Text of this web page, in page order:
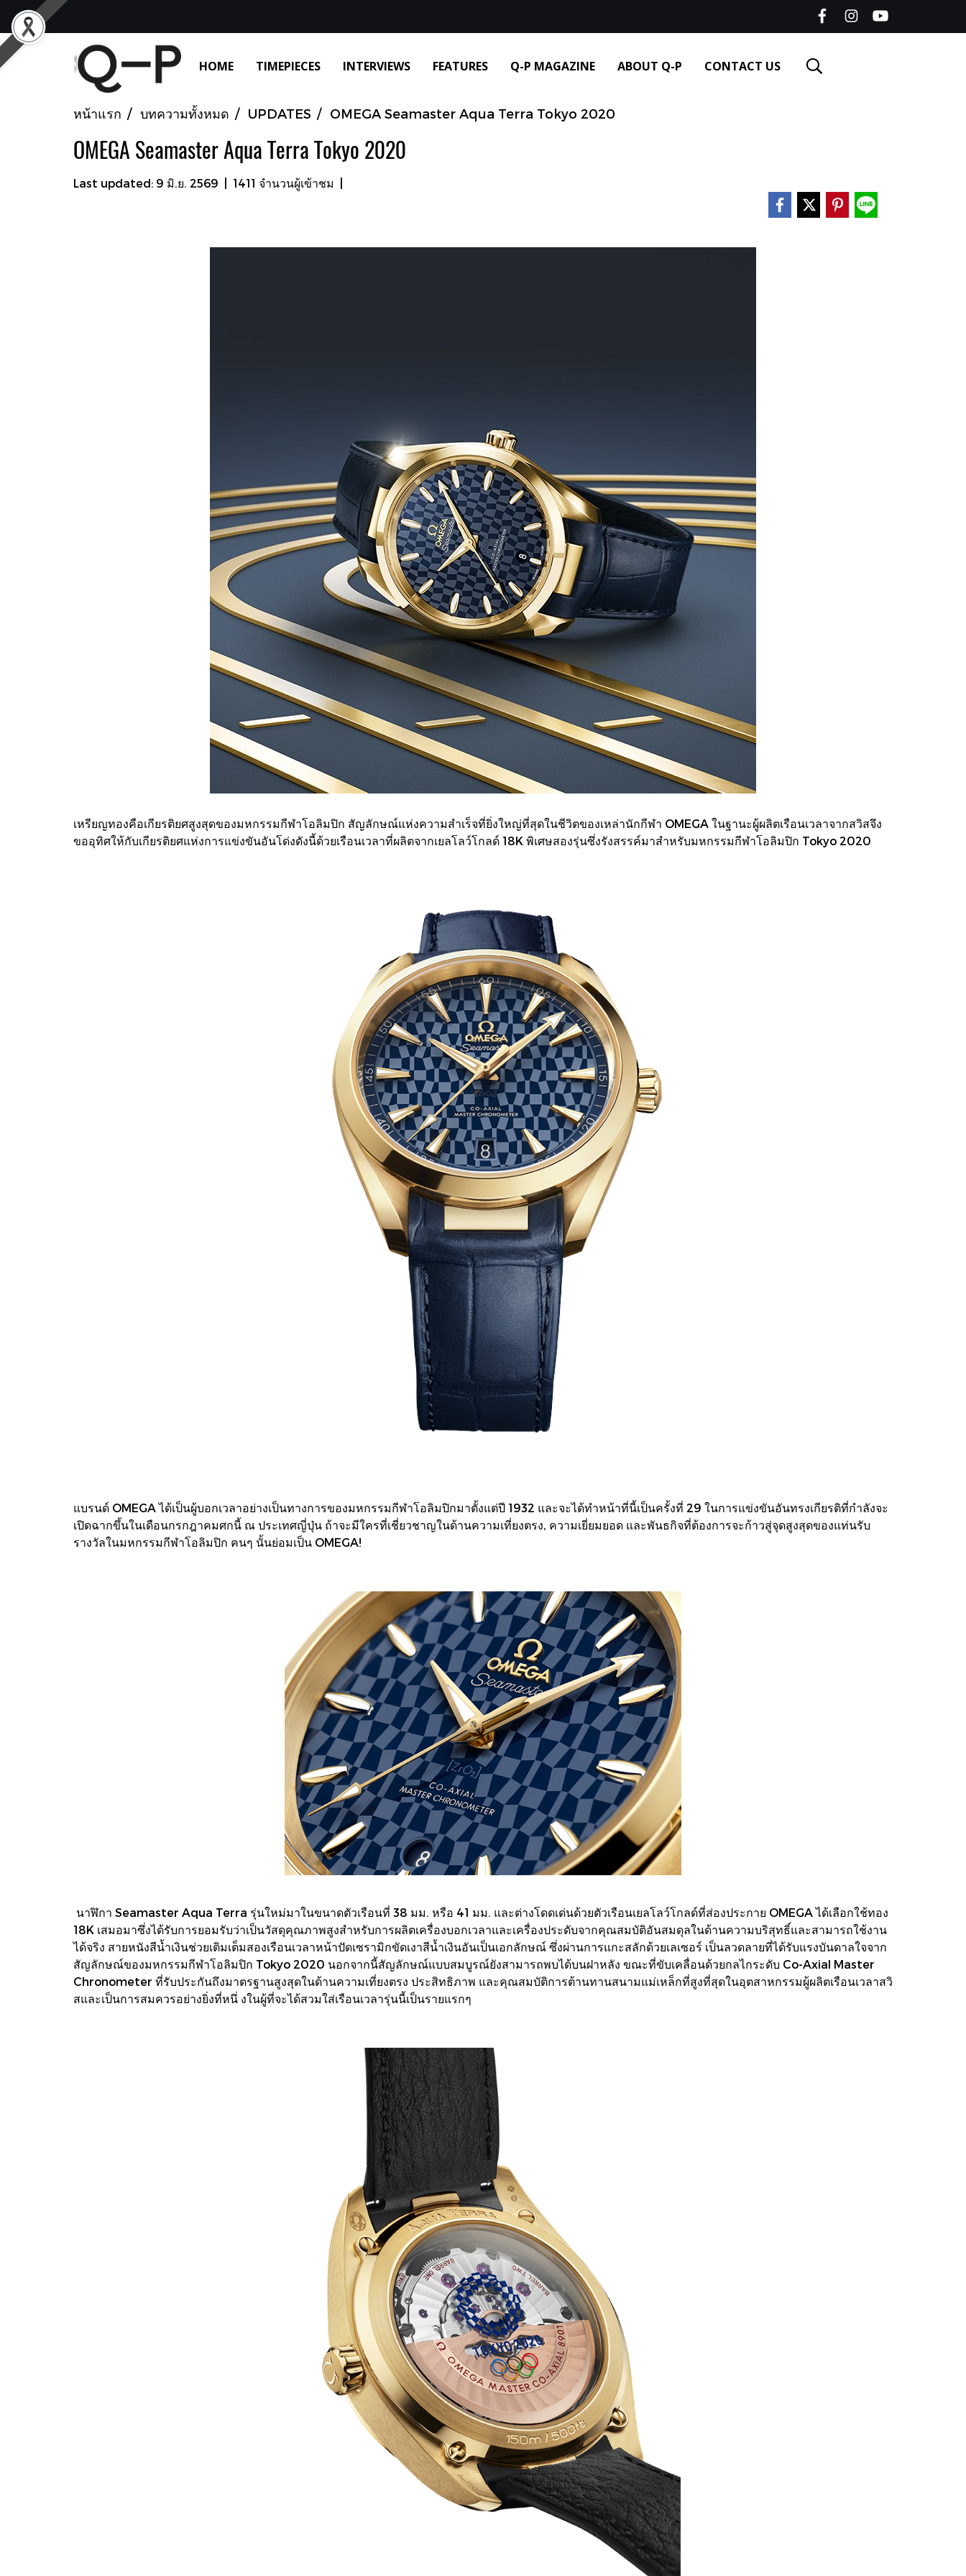
HOME TIMEPIECES INTERVIEWS FEATURES Q-P MAGAZINE ABOUT Q-P CONTACT US
หน้าแรก บทความทั้งหมด UPDATES OMEGA Seamaster Aqua Terra Tokyo 2020
OMEGA Seamaster Aqua Terra Tokyo 2020
Last updated: 9 มิ.ย. 2569 1411 จำนวนผู้เข้าชม
เหรียญทองคือเกียรติยศสูงสุดของมหกรรมกีฬาโอลิมปิก สัญลักษณ์แห่งความสำเร็จที่ยิ่งใหญ่ที่สุดในชีวิตของเหล่านักกีฬา OMEGA ในฐานะผู้ผลิตเรือนเวลาจากสวิสจึง
ขออุทิศให้กับเกียรติยศแห่งการแข่งขันอันโด่งดังนี้ด้วยเรือนเวลาที่ผลิตจากเยลโลว์โกลด์ 18K พิเศษสองรุ่นซึ่งรังสรรค์มาสำหรับมหกรรมกีฬาโอลิมปิก Tokyo 2020
แบรนด์ OMEGA ได้เป็นผู้บอกเวลาอย่างเป็นทางการของมหกรรมกีฬาโอลิมปิกมาตั้งแต่ปี 1932 และจะได้ทำหน้าที่นี้เป็นครั้งที่ 29 ในการแข่งขันอันทรงเกียรติที่กำลังจะ
เปิดฉากขึ้นในเดือนกรกฎาคมศกนี้ ณ ประเทศญี่ปุ่น ถ้าจะมีใครที่เชี่ยวชาญในด้านความเที่ยงตรง, ความเยี่ยมยอด และพันธกิจที่ต้องการจะก้าวสู่จุดสูงสุดของแท่นรับ
รางวัลในมหกรรมกีฬาโอลิมปิก คนๆ นั้นย่อมเป็น OMEGA!
นาฬิกา Seamaster Aqua Terra รุ่นใหม่มาในขนาดตัวเรือนที่ 38 มม. หรือ 41 มม. และต่างโดดเด่นด้วยตัวเรือนเยลโลว์โกลด์ที่ส่องประกาย OMEGA ได้เลือกใช้ทอง
18K เสมอมาซึ่งได้รับการยอมรับว่าเป็นวัสดุคุณภาพสูงสำหรับการผลิตเครื่องบอกเวลาและเครื่องประดับจากคุณสมบัติอันสมดุลในด้านความบริสุทธิ์และสามารถใช้งาน
ได้จริง สายหนังสีน้ำเงินช่วยเติมเต็มสองเรือนเวลาหน้าปัดเซรามิกขัดเงาสีน้ำเงินอันเป็นเอกลักษณ์ ซึ่งผ่านการแกะสลักด้วยเลเซอร์ เป็นลวดลายที่ได้รับแรงบันดาลใจจาก
สัญลักษณ์ของมหกรรมกีฬาโอลิมปิก Tokyo 2020 นอกจากนี้สัญลักษณ์แบบสมบูรณ์ยังสามารถพบได้บนฝาหลัง ขณะที่ขับเคลื่อนด้วยกลไกระดับ Co-Axial Master
Chronometer ที่รับประกันถึงมาตรฐานสูงสุดในด้านความเที่ยงตรง ประสิทธิภาพ และคุณสมบัติการต้านทานสนามแม่เหล็กที่สูงที่สุดในอุตสาหกรรมผู้ผลิตเรือนเวลาสวิ
สและเป็นการสมควรอย่างยิ่งที่หนึ่ งในผู้ที่จะได้สวมใส่เรือนเวลารุ่นนี้เป็นรายแรกๆ